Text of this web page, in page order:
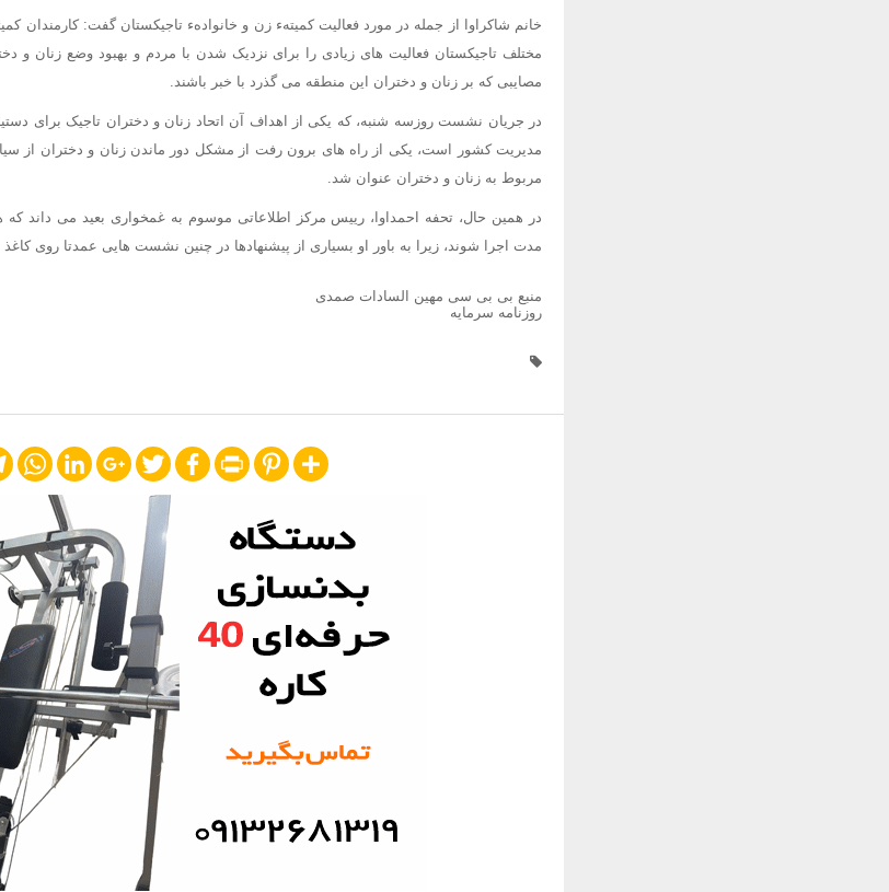
خانم شاکراوا از جمله در مورد فعالیت کمیتهء زن و خانوادهء تاجیکستان گفت: کارمندان
مختلف تاجیکستان فعالیت های زیادی را برای نزدیک شدن با مردم و بهبود وضع زنان و
مصایبی که بر زنان و دختران این منطقه می گذرد با خبر باشند.
در جریان نشست روزسه شنبه، که یکی از اهداف آن اتحاد زنان و دختران تاجیک برای
مدیریت کشور است، یکی از راه های برون رفت از مشکل دور ماندن زنان و دختران از
مربوط به زنان و دختران عنوان شد.
در همین حال، تحفه احمداوا، رییس مرکز اطلاعاتی موسوم به غمخواری بعید می داند که
مدت اجرا شوند، زیرا به باور او بسیاری از پیشنهادها در چنین نشست هایی عمدتا روی کاغذ
منبع بی بی سی مهین السادات صمدی
روزنامه سرمایه
Share
Pinterest
Print
Facebook
Twitter
Google+
LinkedIn